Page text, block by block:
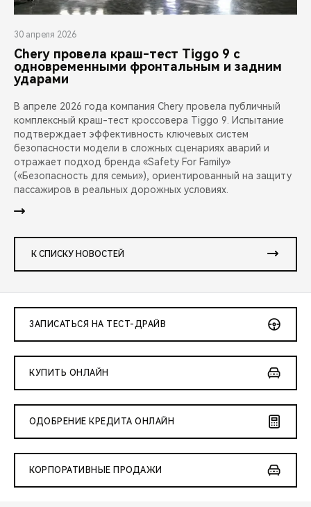
Фаст Сергей Олегович
Фирстов Сергей Николаевич
Диалог Авто Казань
Мальцев Алексей Николаевич
Давтян Арен Артурович
Морозов Кирилл Геннадьевич
КАР АЦ Химки
Гурин Иван Павлович
ООО “Сигма Авто”
30 апреля 2026
Chery провела краш-тест Tiggo 9 с
одновременными фронтальным и задним
ударами
В апреле 2026 года компания Chery провела публичный
комплексный краш-тест кроссовера Tiggo 9. Испытание
подтверждает эффективность ключевых систем
безопасности модели в сложных сценариях аварий и
отражает подход бренда «Safety For Family»
(«Безопасность для семьи»), ориентированный на защиту
пассажиров в реальных дорожных условиях.
К СПИСКУ НОВОСТЕЙ
ЗАПИСАТЬСЯ НА ТЕСТ-ДРАЙВ
КУПИТЬ ОНЛАЙН
ОДОБРЕНИЕ КРЕДИТА ОНЛАЙН
КОРПОРАТИВНЫЕ ПРОДАЖИ